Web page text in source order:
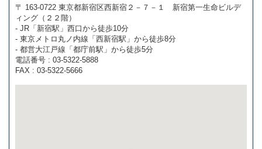
〒 163-0722 東京都新宿区西新宿２－７－１ 新宿第一生命ビルデ
ィング（２２階）
- JR「新宿駅」西口から徒歩10分
- 東京メトロ丸ノ内線「西新宿駅」から徒歩8分
- 都営大江戸線「都庁前駅」から徒歩5分
電話番号 : 03-5322-5888
FAX : 03-5322-5666